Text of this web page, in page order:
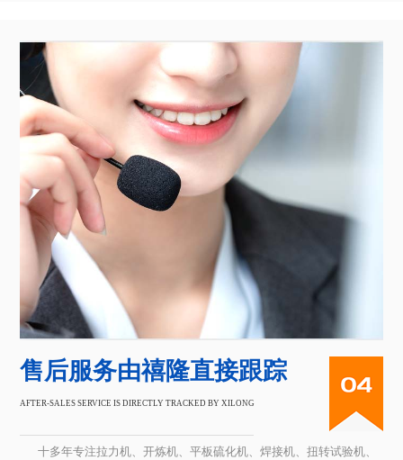
售后服务由禧隆直接跟踪
AFTER-SALES SERVICE IS DIRECTLY TRACKED BY XILONG
十多年专注拉力机、开炼机、平板硫化机、焊接机、扭转试验机、